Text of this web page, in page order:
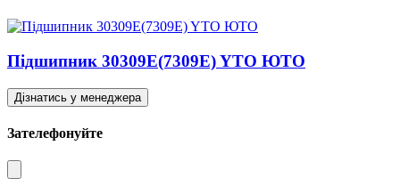
Підшипник 30309E(7309E) YTO ЮТО
Дізнатись у менеджера
Зателефонуйте